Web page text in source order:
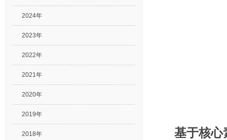
2024年
2023年
2022年
2021年
2020年
2019年
2018年 基于核心